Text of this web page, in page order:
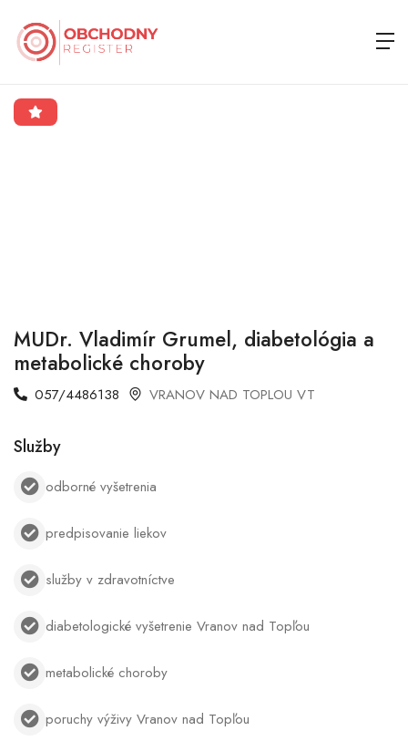
MUDr. Vladimír Grumel, diabetológia a
metabolické choroby
057/4486138 VRANOV NAD TOPLOU VT
Služby
odborné vyšetrenia
predpisovanie liekov
služby v zdravotníctve
diabetologické vyšetrenie Vranov nad Topľou
metabolické choroby
poruchy výživy Vranov nad Topľou